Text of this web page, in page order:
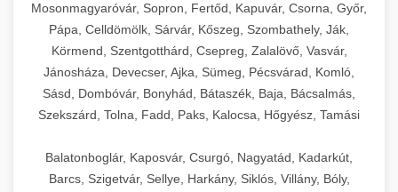
Mosonmagyaróvár, Sopron, Fertőd, Kapuvár, Csorna, Győr,
Pápa, Celldömölk, Sárvár, Kőszeg, Szombathely, Ják,
Körmend, Szentgotthárd, Csepreg, Zalalövő, Vasvár,
Jánosháza, Devecser, Ajka, Sümeg, Pécsvárad, Komló,
Sásd, Dombóvár, Bonyhád, Bátaszék, Baja, Bácsalmás,
Szekszárd, Tolna, Fadd, Paks, Kalocsa, Hőgyész, Tamási
Balatonboglár, Kaposvár, Csurgó, Nagyatád, Kadarkút,
Barcs, Szigetvár, Sellye, Harkány, Siklós, Villány, Bóly,